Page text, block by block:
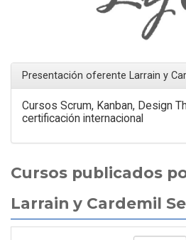
Presentación oferente Larrain y
Cursos Scrum, Kanban, Design
certificación internacional
Cursos publicados
Larrain y Cardemil